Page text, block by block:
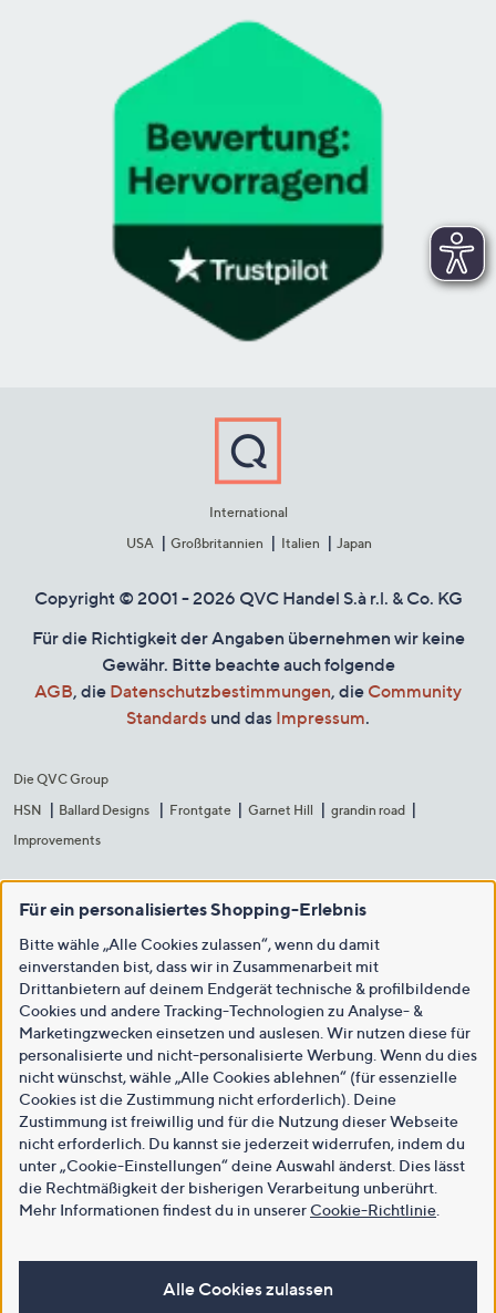
International
USA
Großbritannien Italien Japan
Copyright © 2001 - 2026 QVC Handel S.à r.l. & Co. KG
Für die Richtigkeit der Angaben übernehmen wir keine
Gewähr. Bitte beachte auch folgende
AGB, die Datenschutzbestimmungen, die Community
Standards und das Impressum.
Die QVC Group
HSN
Ballard Designs Frontgate Garnet Hill
grandin road
Improvements
Für ein personalisiertes Shopping-Erlebnis
Bitte wähle „Alle Cookies zulassen“, wenn du damit
einverstanden bist, dass wir in Zusammenarbeit mit
Drittanbietern auf deinem Endgerät technische & profilbildende
Cookies und andere Tracking-Technologien zu Analyse- &
Marketingzwecken einsetzen und auslesen. Wir nutzen diese für
personalisierte und nicht-personalisierte Werbung. Wenn du dies
nicht wünschst, wähle „Alle Cookies ablehnen“ (für essenzielle
Cookies ist die Zustimmung nicht erforderlich). Deine
Zustimmung ist freiwillig und für die Nutzung dieser Webseite
nicht erforderlich. Du kannst sie jederzeit widerrufen, indem du
unter „Cookie-Einstellungen“ deine Auswahl änderst. Dies lässt
die Rechtmäßigkeit der bisherigen Verarbeitung unberührt.
Mehr Informationen findest du in unsererCookie-Richtlinie
Alle Cookies zulassen